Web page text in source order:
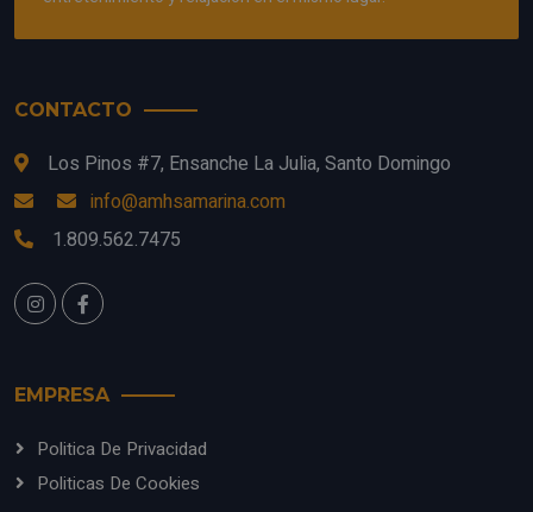
CONTACTO
Los Pinos #7, Ensanche La Julia, Santo Domingo
info@amhsamarina.com
1.809.562.7475
EMPRESA
Politica De Privacidad
Politicas De Cookies